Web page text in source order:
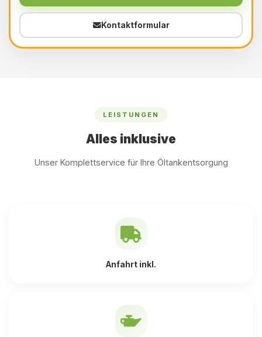
Kontaktformular
LEISTUNGEN
Alles inklusive
Unser Komplettservice für Ihre Öltankentsorgung
Anfahrt inkl.